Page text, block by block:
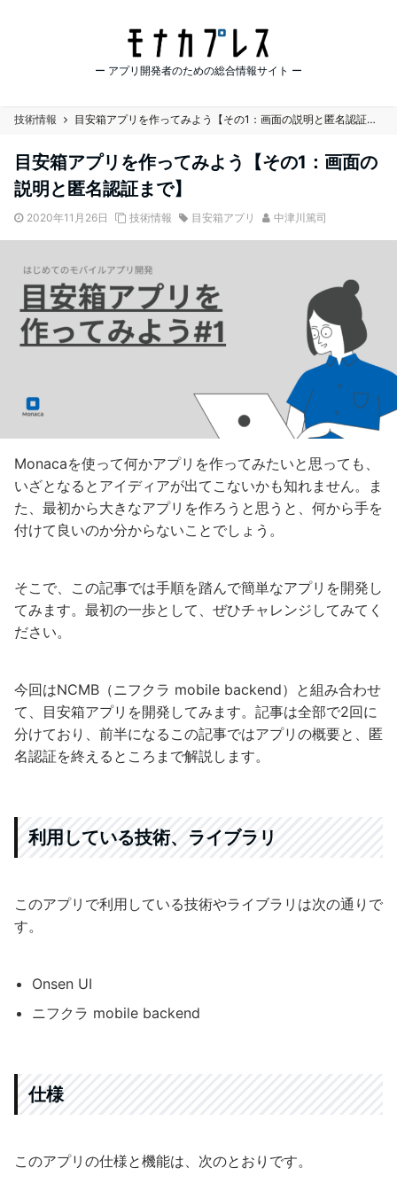
ー アプリ開発者のための総合情報サイト ー
技術情報 目安箱アプリを作ってみよう【その1：画面の説明と匿名認証まで】
目安箱アプリを作ってみよう【その1：画面の
説明と匿名認証まで】
2020年11月26日 技術情報 目安箱アプリ 中津川篤司
Monacaを使って何かアプリを作ってみたいと思っても、
いざとなるとアイディアが出てこないかも知れません。ま
た、最初から大きなアプリを作ろうと思うと、何から手を
付けて良いのか分からないことでしょう。
そこで、この記事では手順を踏んで簡単なアプリを開発し
てみます。最初の一歩として、ぜひチャレンジしてみてく
ださい。
今回はNCMB（ニフクラ mobile backend）と組み合わせ
て、目安箱アプリを開発してみます。記事は全部で2回に
分けており、前半になるこの記事ではアプリの概要と、匿
名認証を終えるところまで解説します。
利用している技術、ライブラリ
このアプリで利用している技術やライブラリは次の通りで
す。
Onsen UI
ニフクラ mobile backend
仕様
このアプリの仕様と機能は、次のとおりです。